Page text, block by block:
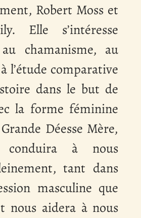
Robert Moss et
Elle s’intéresse
chamanisme, au
l’étude comparative
dans le but de
la forme féminine
Déesse Mère,
à nous
tant dans
masculine que
nous aidera à nous